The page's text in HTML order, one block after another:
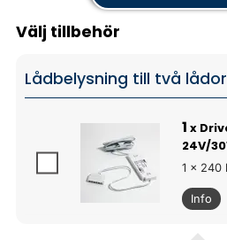
Välj tillbehör
Lådbelysning till två lådor
1 x
24V/
1 x 240
Info